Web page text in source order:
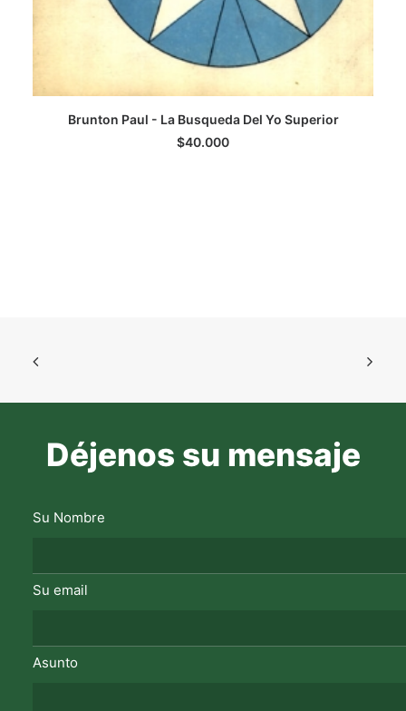
Brunton Paul - La Busqueda Del Yo Superior
$40.000
Déjenos su mensaje
Su Nombre
Su email
Asunto